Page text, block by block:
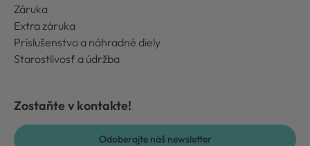
Záruka
Extra záruka
Príslušenstvo a náhradné diely
Starostlivosť a údržba
Zostaňte v kontakte!
Odoberajte náš newsletter